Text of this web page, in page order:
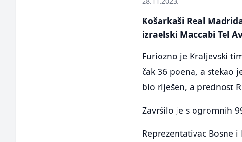
Košarkaši Real
izraelski Maccabi Tel
Furiozno je Kraljevski
čak 36 poena, a stekao
bio riješen, a prednost
Završilo je s ogromnih
Reprezentativac Bosne